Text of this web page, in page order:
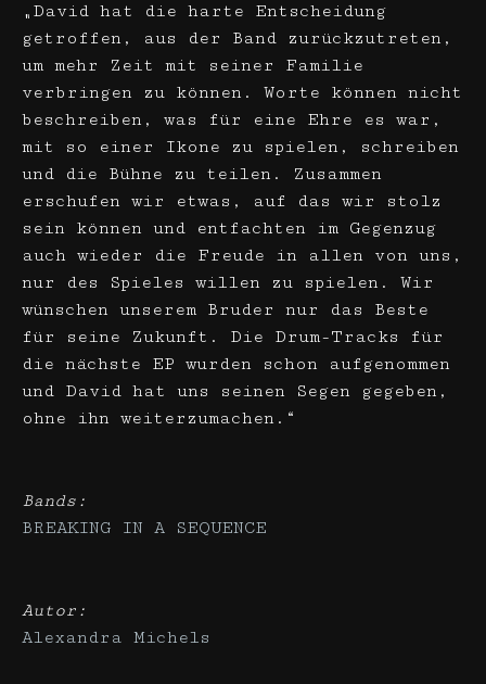
„David hat die harte Entscheidung
getroffen, aus der Band zurückzutreten,
um mehr Zeit mit seiner Familie
verbringen zu können. Worte können nicht
beschreiben, was für eine Ehre es war,
mit so einer Ikone zu spielen, schreiben
und die Bühne zu teilen. Zusammen
erschufen wir etwas, auf das wir stolz
sein können und entfachten im Gegenzug
auch wieder die Freude in allen von uns,
nur des Spieles willen zu spielen. Wir
wünschen unserem Bruder nur das Beste
für seine Zukunft. Die Drum-Tracks für
die nächste EP wurden schon aufgenommen
und David hat uns seinen Segen gegeben,
ohne ihn weiterzumachen.“
Bands:
BREAKING IN A SEQUENCE
Autor:
Alexandra Michels